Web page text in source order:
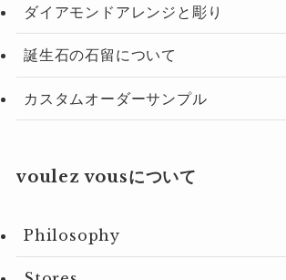
ダイアモンドアレンジと彫り
誕生石の石留について
カスタムオーダーサンプル
voulez vousについて
Philosophy